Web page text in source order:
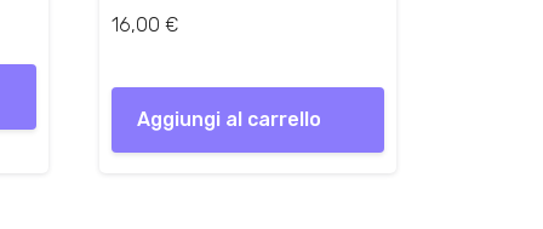
16,00 €
Aggiungi al carrello